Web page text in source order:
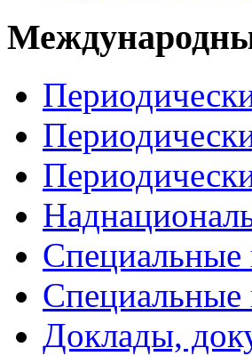
Специальные
Специальные
Доклады,